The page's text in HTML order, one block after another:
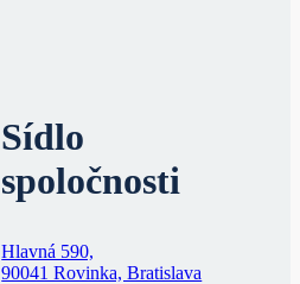
Sídlo
spoločnosti
Hlavná 590,
90041 Rovinka, Bratislava